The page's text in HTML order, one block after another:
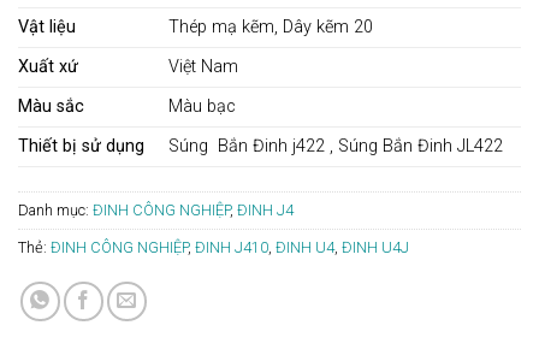
Vật liệu
Thép mạ kẽm, Dây kẽm 20
Xuất xứ
Việt Nam
Màu sắc
Màu bạc
Thiết bị sử dụng
Súng Bắn Đinh j422 , Súng Bắn Đinh JL422
Danh mục: ĐINH CÔNG NGHIỆP, ĐINH J4
Thẻ: ĐINH CÔNG NGHIỆP, ĐINH J410, ĐINH U4, ĐINH U4J